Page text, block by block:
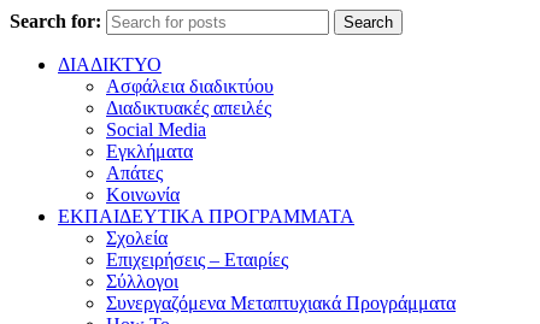
Search for: Search
ΔΙΑΔΙΚΤΥΟ
Ασφάλεια διαδικτύου
Διαδικτυακές απειλές
Social Media
Εγκλήματα
Απάτες
Κοινωνία
ΕΚΠΑΙΔΕΥΤΙΚΑ ΠΡΟΓΡΑΜΜΑΤΑ
Σχολεία
Επιχειρήσεις – Εταιρίες
Σύλλογοι
Συνεργαζόμενα Μεταπτυχιακά Προγράμματα